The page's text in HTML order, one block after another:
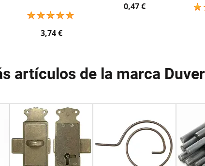
3,74 €
0,47 €
artículos de la marca Duver